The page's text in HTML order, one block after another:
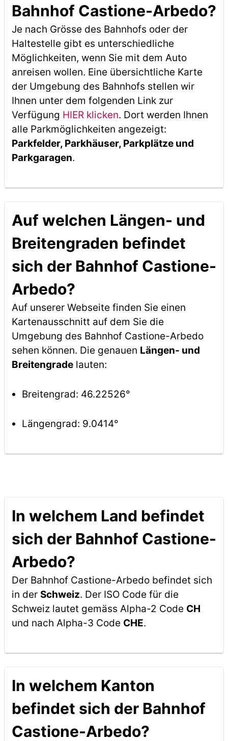
Bahnhof Castione-Arbedo?
Je nach Grösse des Bahnhofs oder der
Haltestelle gibt es unterschiedliche
Möglichkeiten, wenn Sie mit dem Auto
anreisen wollen. Eine übersichtliche Karte
der Umgebung des Bahnhofs stellen wir
Ihnen unter dem folgenden Link zur
Verfügung HIER klicken. Dort werden Ihnen
alle Parkmöglichkeiten angezeigt:
Parkfelder, Parkhäuser, Parkplätze und
Parkgaragen.
Auf welchen Längen- und
Breitengraden befindet
sich der Bahnhof Castione-
Arbedo?
Auf unserer Webseite finden Sie einen
Kartenausschnitt auf dem Sie die
Umgebung des Bahnhof Castione-Arbedo
sehen können. Die genauen Längen- und
Breitengradelauten:
Breitengrad: 46.22526°
Längengrad: 9.0414°
In welchem Land befindet
sich der Bahnhof Castione-
Arbedo?
Der Bahnhof Castione-Arbedo befindet sich
in der Schweiz. Der ISO Code für die
Schweiz lautet gemäss Alpha-2 Code CH
und nach Alpha-3 Code CHE.
In welchem Kanton
befindet sich der Bahnhof
Castione-Arbedo?